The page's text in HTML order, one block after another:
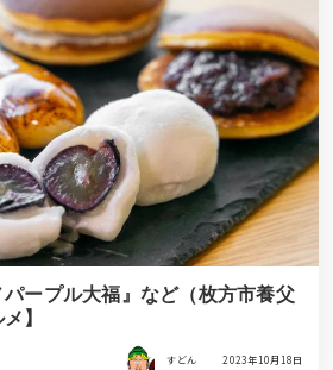
パープル大福』など（枚方市養父
】
すどん 2023年10月18日